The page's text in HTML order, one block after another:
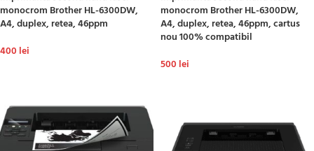
monocrom Brother HL-6300DW,
A4, duplex, retea, 46ppm
400 lei
monocrom Brother HL-6300DW,
A4, duplex, retea, 46ppm, cartus
nou 100% compatibil
500 lei